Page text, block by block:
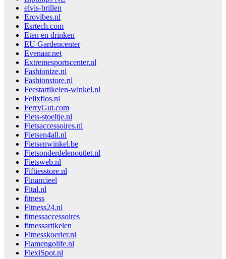
elvis-brillen
Erovibes.nl
Esrtech.com
Eten en drinken
EU Gardencenter
Evenaar.net
Extremesportscenter.nl
Fashionize.nl
Fashionstore.nl
Feestartikelen-winkel.nl
Felixflos.nl
FerryGut.com
Fiets-stoeltje.nl
Fietsaccessoires.nl
Fietsen4all.nl
Fietsenwinkel.be
Fietsonderdelenoutlet.nl
Fietsweb.nl
Fiftiesstore.nl
Financieel
Fital.nl
fitness
Fitness24.nl
fitnessaccessoires
fitnessartikelen
Fitnesskoerier.nl
Flamengolife.nl
FlexiSpot.nl